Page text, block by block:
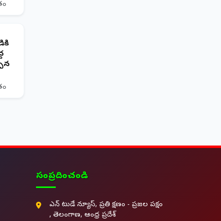
సంప్రదించండి
ఎన్ టుడే న్యూస్, ప్రతి క్షణం - ప్రజల పక్షం
, తెలంగాణ, ఆంధ్ర ప్రదేశ్